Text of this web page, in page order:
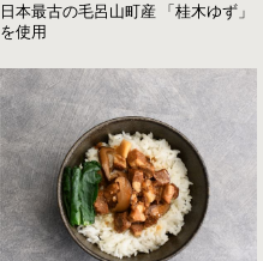
日本最古の毛呂山町産 「桂木ゆず」
を使用